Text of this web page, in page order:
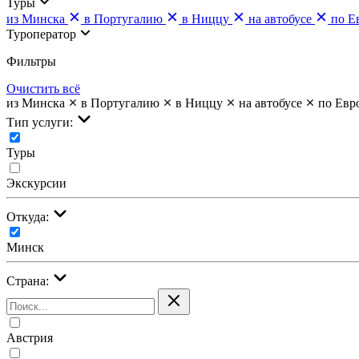
из Минска
в Португалию в Ниццу на автобусе
по
Туроператор
Фильтры
Очистить всё
из Минска
в Португалию в Ниццу на автобусе
по
Тип услуги:
Туры
Экскурсии
Откуда:
Минск
Страна:
Австрия